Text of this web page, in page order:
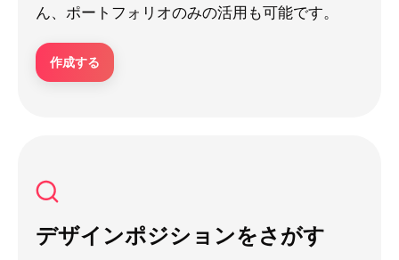
ん、ポートフォリオのみの活用も可能です。
作成する
デザインポジションをさがす